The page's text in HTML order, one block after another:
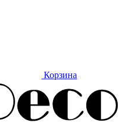
Корзина